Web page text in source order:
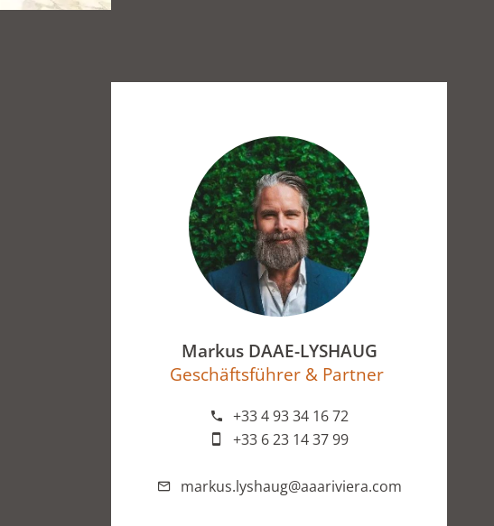
Markus DAAE-LYSHAUG
Geschäftsführer & Partner
+33 4 93 34 16 72
+33 6 23 14 37 99
markus.lyshaug@aaariviera.com